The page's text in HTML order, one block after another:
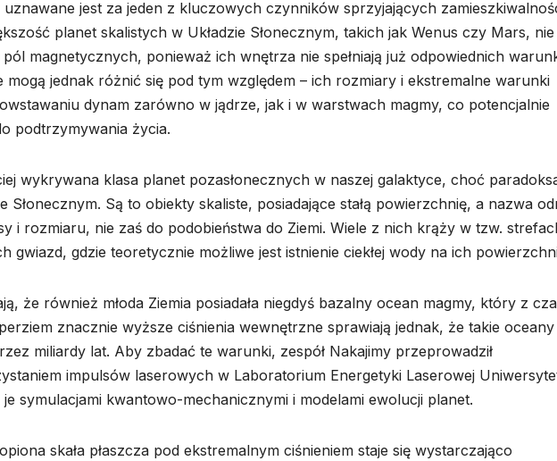
jest za jeden z kluczowych czynników sprzyjających
planet skalistych w Układzie Słonecznym, takich jak Wenus czy Mars, nie
magnetycznych, ponieważ ich wnętrza nie spełniają już odpowiednich
jednak różnić się pod tym względem – ich rozmiary i ekstremalne warunki
dynam zarówno w jądrze, jak i w warstwach magmy, co potencjalnie
podtrzymywania życia.
wykrywana klasa planet pozasłonecznych w naszej galaktyce, choć
Słonecznym. Są to obiekty skaliste, posiadające stałą powierzchnię, a nazwa
i rozmiaru, nie zaś do podobieństwa do Ziemi. Wiele z nich krąży w tzw.
gwiazd, gdzie teoretycznie możliwe jest istnienie ciekłej wody na ich
że również młoda Ziemia posiadała niegdyś bazalny ocean magmy, który z
znacznie wyższe ciśnienia wewnętrzne sprawiają jednak, że takie oceany
miliardy lat. Aby zbadać te warunki, zespół Nakajimy przeprowadził
impulsów laserowych w Laboratorium Energetyki Laserowej
je symulacjami kwantowo-mechanicznymi i modelami ewolucji planet.
skała płaszcza pod ekstremalnym ciśnieniem staje się wystarczająco